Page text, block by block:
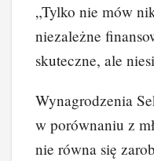
„Tylko nie mów
niezależne
skuteczne, ale
Wynagrodzenia
w porównaniu z
nie równa się